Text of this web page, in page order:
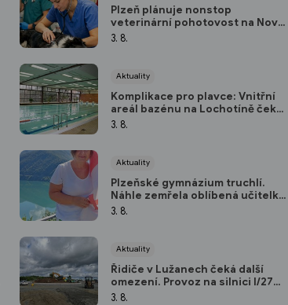
Plzeň plánuje nonstop
veterinární pohotovost na Nové
Hospodě
3. 8.
Aktuality
Komplikace pro plavce: Vnitřní
areál bazénu na Lochotíně čeká
odstávka
3. 8.
Aktuality
Plzeňské gymnázium truchlí.
Náhle zemřela oblíbená učitelka
Radka
3. 8.
Aktuality
Řidiče v Lužanech čeká další
omezení. Provoz na silnici I/27
bude řídit semafor
3. 8.